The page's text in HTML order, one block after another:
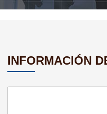
INFORMACIÓN